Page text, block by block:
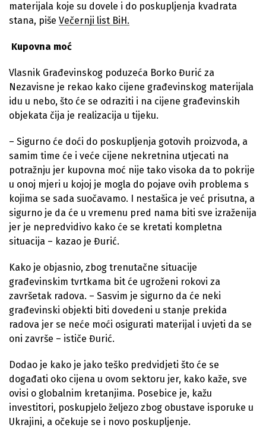
materijala koje su dovele i do poskupljenja kvadrata
stana, piše Večernji list BiH.
Kupovna moć
Vlasnik Građevinskog poduzeća Borko Đurić za
Nezavisne je rekao kako cijene građevinskog materijala
idu u nebo, što će se odraziti i na cijene građevinskih
objekata čija je realizacija u tijeku.
– Sigurno će doći do poskupljenja gotovih proizvoda, a
samim time će i veće cijene nekretnina utjecati na
potražnju jer kupovna moć nije tako visoka da to pokrije
u onoj mjeri u kojoj je mogla do pojave ovih problema s
kojima se sada suočavamo. I nestašica je već prisutna, a
sigurno je da će u vremenu pred nama biti sve izraženija
jer je nepredvidivo kako će se kretati kompletna
situacija – kazao je Đurić.
Kako je objasnio, zbog trenutačne situacije
građevinskim tvrtkama bit će ugroženi rokovi za
završetak radova. – Sasvim je sigurno da će neki
građevinski objekti biti dovedeni u stanje prekida
radova jer se neće moći osigurati materijal i uvjeti da se
oni završe – ističe Đurić.
Dodao je kako je jako teško predvidjeti što će se
događati oko cijena u ovom sektoru jer, kako kaže, sve
ovisi o globalnim kretanjima. Posebice je, kažu
investitori, poskupjelo željezo zbog obustave isporuke u
Ukrajini, a očekuje se i novo poskupljenje.